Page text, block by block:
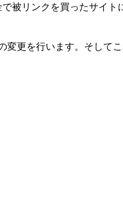
被リンクを買ったサイト
更を行います。そして